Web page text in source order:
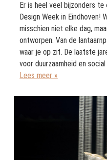
Er is heel veel bijzonders
Design Week in Eindhoven!
misschien niet elke dag,
ontworpen. Van de
waar je op zit. De laatste
voor duurzaamheid en
Lees meer »